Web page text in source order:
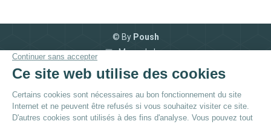
© By Poush
Menu du bas